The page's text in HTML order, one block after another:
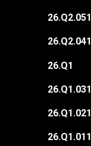
26.Q2.051
26.Q2.041
26.Q1
26.Q1.031
26.Q1.021
26.Q1.011